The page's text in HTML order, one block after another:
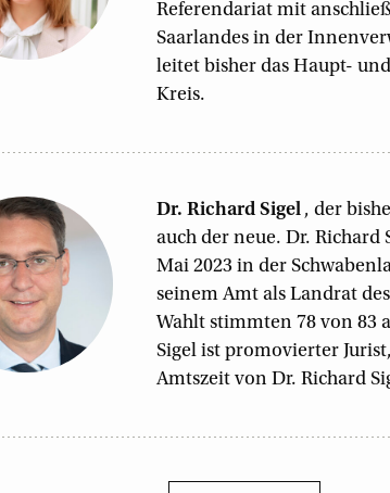
Referendariat mit
Saarlandes in der
leitet bisher das Haupt-
Kreis.
Dr. RichardSigel , der
auch der neue. Dr. Richard
Mai 2023 in der
seinem Amt als Landrat
Wahlt stimmten 78 von 83
Sigel ist promovierter
Amtszeit von Dr. Richard